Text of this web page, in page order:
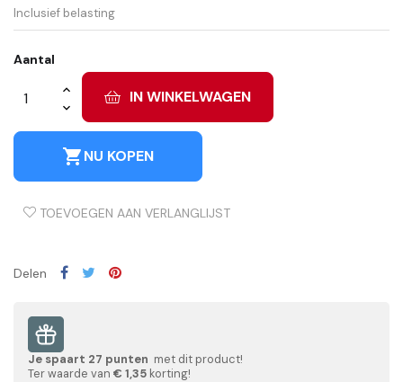
Inclusief belasting
Aantal
IN WINKELWAGEN
shopping_cartNU KOPEN
TOEVOEGEN AAN VERLANGLIJST
Delen
Je spaart 27 punten met dit product!
Ter waarde van € 1,35 korting!